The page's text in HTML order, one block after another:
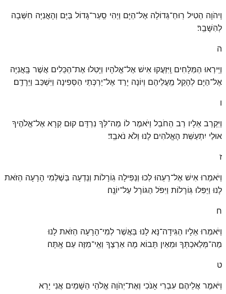
וַֽיהֹוָה הֵטִיל רֽוּחַ־גְּדוֹלָה אֶל־הַיָּם וַיְהִי סַֽעַר־גָּדוֹל בַּיָּם וְהָאֳנִיָּה חִשְּׁבָה
לְהִשָּׁבֵֽר׃
ה
וַיִּֽירְאוּ הַמַּלָּחִים וַֽיִּזְעֲקוּ אִישׁ אֶל־אֱלֹהָיו וַיָּטִלוּ אֶת־הַכֵּלִים אֲשֶׁר בָּֽאֳנִיָּה
אֶל־הַיָּם לְהָקֵל מֵֽעֲלֵיהֶם וְיוֹנָה יָרַד אֶל־יַרְכְּתֵי הַסְּפִינָה וַיִּשְׁכַּב וַיֵּרָדַֽם׃
ו
וַיִּקְרַב אֵלָיו רַב הַחֹבֵל וַיֹּאמֶר לוֹ מַה־לְּךָ נִרְדָּם קוּם קְרָא אֶל־אֱלֹהֶיךָ
אוּלַי יִתְעַשֵּׁת הָאֱלֹהִים לָנוּ וְלֹא נֹאבֵֽד׃
ז
וַיֹּאמְרוּ אִישׁ אֶל־רֵעֵהוּ לְכוּ וְנַפִּילָה גֽוֹרָלוֹת וְנֵדְעָה בְּשֶׁלְּמִי הָרָעָה הַזֹּאת
לָנוּ וַיַּפִּלוּ גּֽוֹרָלוֹת וַיִּפֹּל הַגּוֹרָל עַל־יוֹנָֽה׃
ח
וַיֹּאמְרוּ אֵלָיו הַגִּידָה־נָּא לָנוּ בַּאֲשֶׁר לְמִי־הָרָעָה הַזֹּאת לָנוּ
מַה־מְּלַאכְתְּךָ וּמֵאַיִן תָּבוֹא מָה אַרְצֶךָ וְאֵֽי־מִזֶּה עַם אָֽתָּה׃
ט
וַיֹּאמֶר אֲלֵיהֶם עִבְרִי אָנֹכִי וְאֶת־יְהֹוָה אֱלֹהֵי הַשָּׁמַיִם אֲנִי יָרֵא